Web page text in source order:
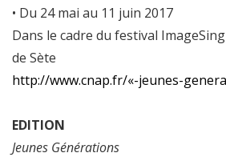
• Du 24 mai au 11 juin 2017
Dans le cadre du festival
de Sète
http://www.cnap.fr/«-jeunes-
EDITION
Jeunes Générations